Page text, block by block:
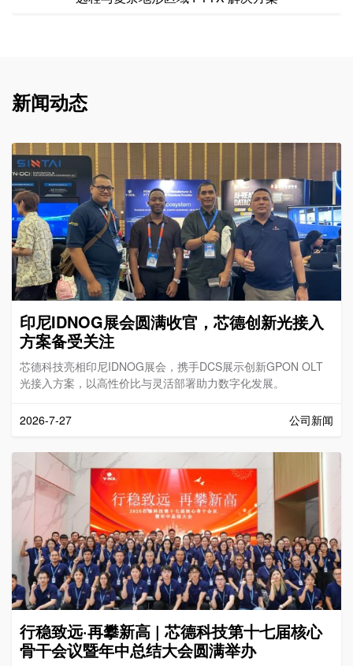
新闻动态
印尼IDNOG展会圆满收官，芯德创新光接入
方案备受关注
芯德科技亮相印尼IDNOG展会，携手DCS展示创新GPON OLT
光接入方案，以高性价比与灵活部署助力数字化发展。
2026-7-27 公司新闻
行稳致远·再攀新高 | 芯德科技第十七届核心
骨干会议暨年中总结大会圆满举办